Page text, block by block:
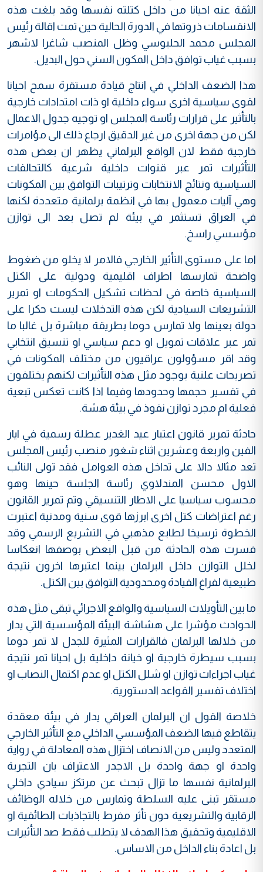
الثقة عنه احيانا من داخل كتلته نفسها وقد بلغت هذه
الانقسامات ذروتها في الدورة الحالية حين تمت اقالة رئيس
المجلس محمد الحلبوسي وظل المنصب شاغرا لاشهر
بسبب غياب توافق داخل المكون السني حول البديل.
هذا الضعف الداخلي في انتاج قيادة مستقرة سمح احيانا
لقوى سياسية اخرى سواء داخلية او ذات امتدادات خارجية
بالتأثير على قرارات رئاسة المجلس او توجيه جدول الاعمال
لكن من جهة اخرى من غير الدقيق ارجاع ذلك الى مؤامرات
خارجية فقط لان الواقع البرلماني يظهر ان بعض هذه
التأثيرات تمر عبر قنوات داخلية شرعية كالتحالفات
السياسية ونتائج الانتخابات وترتيبات التوافق بين المكونات
وهي آليات معمول بها في انظمة برلمانية متعددة لكنها
في العراق تستثمر في بيئة لم تصل بعد الى توازن
مؤسسي راسخ.
اما على مستوى التأثير الخارجي فالامر لا يخلو من ضغوط
واضحة تمارسها اطراف اقليمية ودولية على الكتل
السياسية خاصة في لحظات تشكيل الحكومات او تمرير
التشريعات السيادية لكن هذه التدخلات ليست حكرا على
دولة بعينها ولا تمارس دوما بطريقة مباشرة بل غالبا ما
تمر عبر علاقات تمويل او دعم سياسي او تنسيق انتخابي
وقد اقر مسؤولون عراقيون من مختلف المكونات في
تصريحات علنية بوجود مثل هذه التأثيرات لكنهم يختلفون
في تفسير حجمها وحدودها وفيما اذا كانت تعكس تبعية
فعلية ام مجرد توازن نفوذ في بيئة هشة.
حادثة تمرير قانون اعتبار عيد الغدير عطلة رسمية في ايار
الفين واربعة وعشرين اثناء شغور منصب رئيس المجلس
تعد مثالا دالا على تداخل هذه العوامل فقد تولى النائب
الاول محسن المندلاوي رئاسة الجلسة حينها وهو
محسوب سياسيا على الاطار التنسيقي وتم تمرير القانون
رغم اعتراضات كتل اخرى ابرزها قوى سنية ومدنية اعتبرت
الخطوة ترسيخا لطابع مذهبي في التشريع الرسمي وقد
فسرت هذه الحادثة من قبل البعض بوصفها انعكاسا
لخلل التوازن داخل البرلمان بينما اعتبرها اخرون نتيجة
طبيعية لفراغ القيادة ومحدودية التوافق بين الكتل.
ما بين التأويلات السياسية والواقع الاجرائي تبقى مثل هذه
الحوادث مؤشرا على هشاشة البيئة المؤسسية التي يدار
من خلالها البرلمان فالقرارات المثيرة للجدل لا تمر دوما
بسبب سيطرة خارجية او خيانة داخلية بل احيانا تمر نتيجة
غياب اجراءات توازن او شلل الكتل او عدم اكتمال النصاب او
اختلاف تفسير القواعد الدستورية.
خلاصة القول ان البرلمان العراقي يدار في بيئة معقدة
يتقاطع فيها الضعف المؤسسي الداخلي مع التأثير الخارجي
المتعدد وليس من الانصاف اختزال هذه المعادلة في رواية
واحدة او جهة واحدة بل الاجدر الاعتراف بان التجربة
البرلمانية نفسها ما تزال تبحث عن مرتكز سيادي داخلي
مستقر تبنى عليه السلطة وتمارس من خلاله الوظائف
الرقابية والتشريعية دون تأثر مفرط بالتجاذبات الطائفية او
الاقليمية وتحقيق هذا الهدف لا يتطلب فقط صد التأثيرات
بل اعادة بناء الداخل من الاساس.